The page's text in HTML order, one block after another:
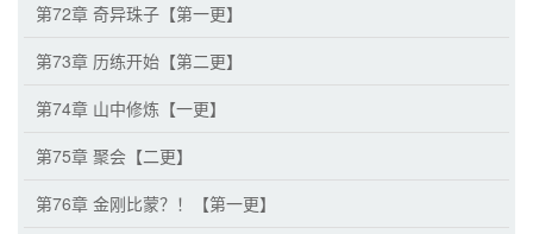
第72章 奇异珠子【第一更】
第73章 历练开始【第二更】
第74章 山中修炼【一更】
第75章 聚会【二更】
第76章 金刚比蒙？！【第一更】